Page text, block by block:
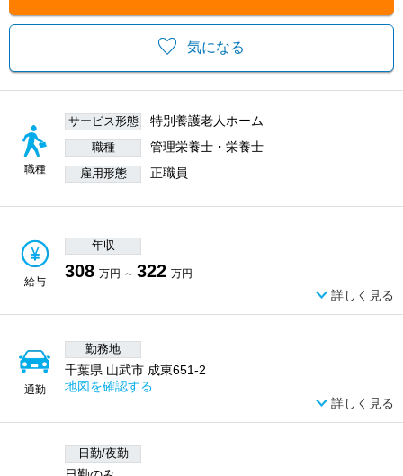
気になる
職種
サービス形態 特別養護老人ホーム
職種 管理栄養士・栄養士
雇用形態 正職員
給与
年収
308 万円 ～ 322 万円
詳しく見る
通勤
勤務地
千葉県 山武市 成東651-2
地図を確認する
詳しく見る
日勤/夜勤